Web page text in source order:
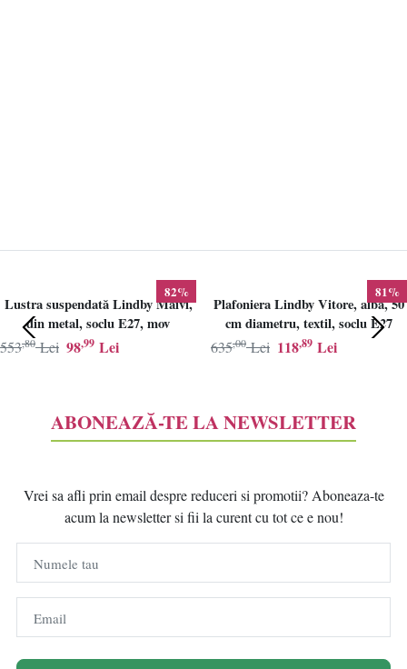
82%
Lustra suspendată Lindby Maivi,
din metal, soclu E27, mov
98,99 Lei
553,80 Lei
81%
Plafoniera Lindby Vitore, alba, 50
cm diametru, textil, soclu E27
118,89 Lei
635,00 Lei
ABONEAZĂ-TE LA NEWSLETTER
Vrei sa afli prin email despre reduceri si promotii? Aboneaza-te
acum la newsletter si fii la curent cu tot ce e nou!
Numele tau
Email